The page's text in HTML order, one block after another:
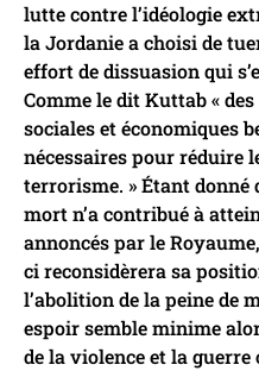
lutte contre l’idéologie
la Jordanie a choisi de
effort de dissuasion qui
Comme le dit Kuttab «
sociales et économiques
nécessaires pour réduire
terrorisme. » Étant donné
mort n’a contribué à
annoncés par le
ci reconsidèrera sa
l’abolition de la peine de
espoir semble minime
de la violence et la